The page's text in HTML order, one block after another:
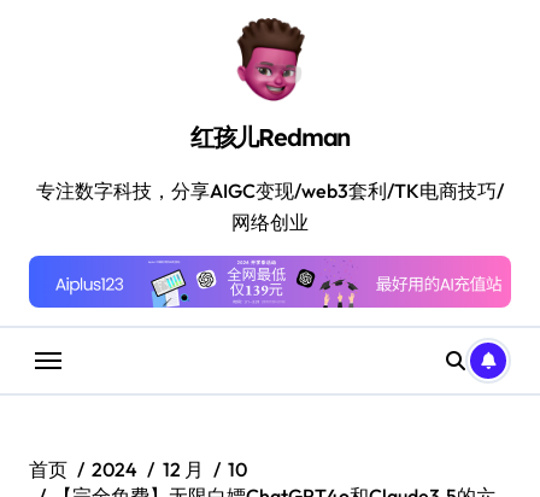
红孩儿Redman
专注数字科技，分享AIGC变现/web3套利/TK电商技巧/
网络创业
首页 2024 12 月
10